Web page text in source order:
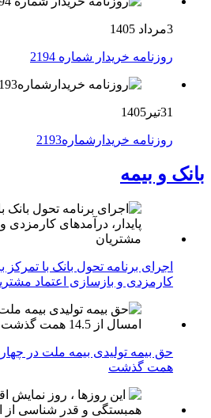
3مرداد 1405
روزنامه خریدار شماره 2194
31تیر1405
روزنامه خریدارشماره2193
بانک و بیمه
اجرای برنامه تحول بانک با تمرکز
کارمزدی و بازسازی اعتماد
همت گذشت